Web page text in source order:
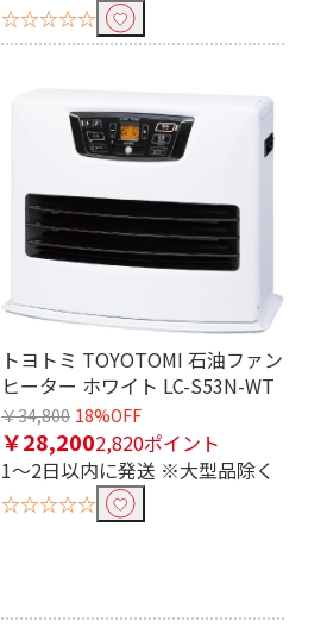
☆☆☆☆☆
トヨトミ TOYOTOMI 石油ファン
ヒーター ホワイト LC-S53N-WT
￥34,800 18%OFF
￥28,2002,820ポイント
1～2日以内に発送 ※大型品除く
☆☆☆☆☆